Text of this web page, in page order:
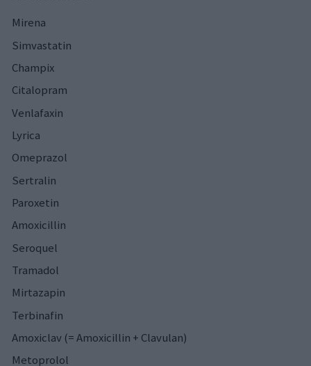
Mirena
Simvastatin
Champix
Citalopram
Venlafaxin
Lyrica
Omeprazol
Sertralin
Paroxetin
Amoxicillin
Seroquel
Tramadol
Mirtazapin
Terbinafin
Amoxiclav (= Amoxicillin + Clavulan)
Metoprolol